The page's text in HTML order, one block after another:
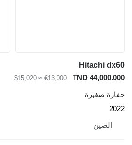
Hitachi dx60
TND 44,000.000
€13,000
≈ $15,020
حفارة صغيرة
2022
الصين